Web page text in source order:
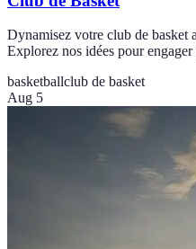
Dynamisez votre club de basket
Explorez nos idées pour
basketballclub de basket
Aug 5